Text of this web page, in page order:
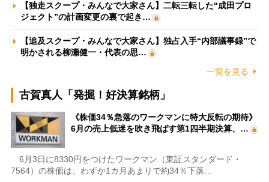
【独走スクープ・みんなで大家さん】二転三転した“成田プロ
ジェクト”の計画変更の裏で起き…
【追及スクープ・みんなで大家さん】独占入手“内部議事録”で
明かされる柳瀬健一・代表の思…
一覧を見る
古賀真人「発掘！好決算銘柄」
《株価34％急落のワークマンに特大反転の期待》
6月の売上低迷を吹き飛ばす第1四半期決算、…
6月3日に8330円をつけたワークマン（東証スタンダード・
7564）の株価は、わずか1カ月あまりで約34％下落…